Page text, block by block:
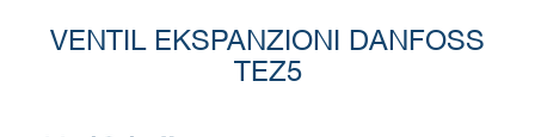
VENTIL EKSPANZIONI DANFOSS
TEZ5
to